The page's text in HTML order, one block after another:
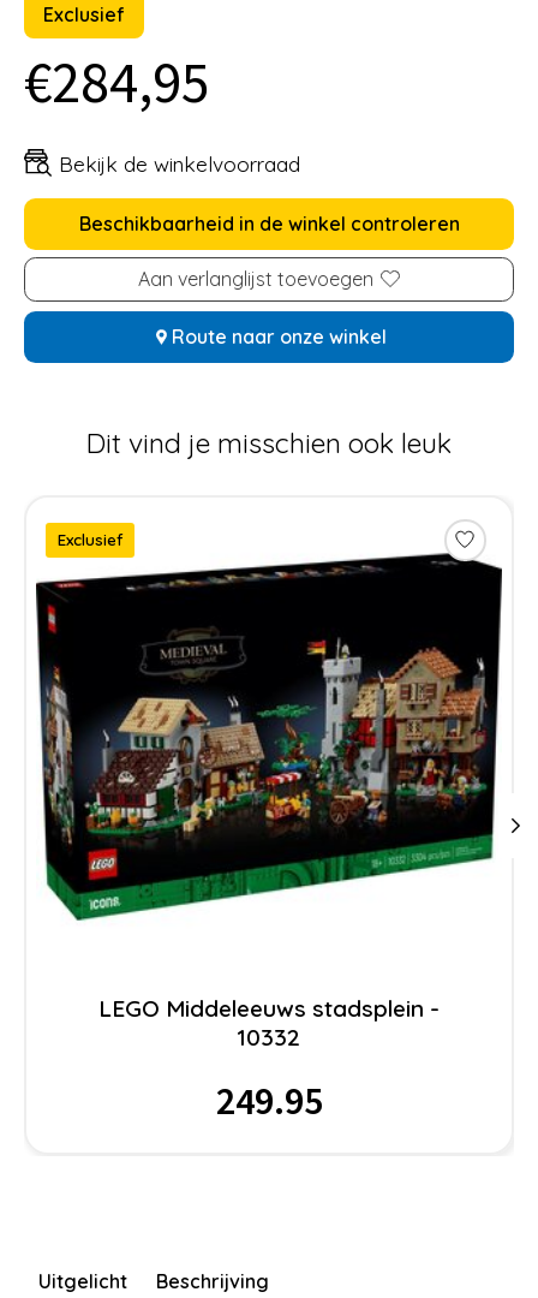
Exclusief
€284,95
Bekijk de winkelvoorraad
Beschikbaarheid in de winkel controleren
Aan verlanglijst toevoegen
Route naar onze winkel
Dit vind je misschien ook leuk
Exclusief
LEGO Middeleeuws stadsplein -
10332
249.95
Uitgelicht Beschrijving